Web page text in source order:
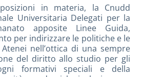
in materia, la Cnudd
Universitaria Delegati per la
apposite Linee Guida,
per indirizzare le politiche e le
nell’ottica di una sempre
del diritto allo studio per gli
formativi speciali e della